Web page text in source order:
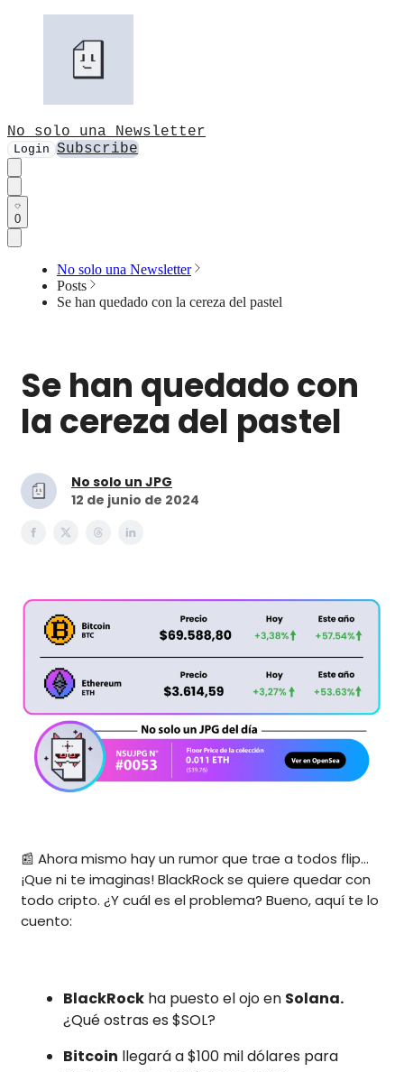
No solo una Newsletter
Login Subscribe
0
No solo una Newsletter
Posts
Se han quedado con la cereza del pastel
Se han quedado con
la cereza del pastel
No solo un JPG
12 de junio de 2024
📰 Ahora mismo hay un rumor que trae a todos flip...
¡Que ni te imaginas! BlackRock se quiere quedar con
todo cripto. ¿Y cuál es el problema? Bueno, aquí te lo
cuento:
BlackRock ha puesto el ojo en Solana.
¿Qué ostras es $SOL?
Bitcoin llegará a $100 mil dólares para